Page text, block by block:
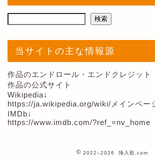
検索
当サイトの主な情報源
作品のエンドロール・エンドクレジット
作品の公式サイト
Wikipedia↓
https://ja.wikipedia.org/wiki/メインペー
IMDb↓
https://www.imdb.com/?ref_=nv_home
2022–2026 挿入歌.com